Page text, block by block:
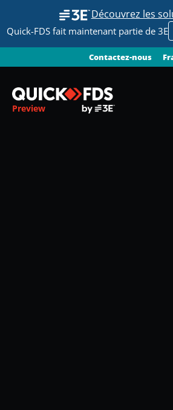
Découvrez les
Quick-FDS fait maintenant partie de 3E
Contactez-nous
Preview